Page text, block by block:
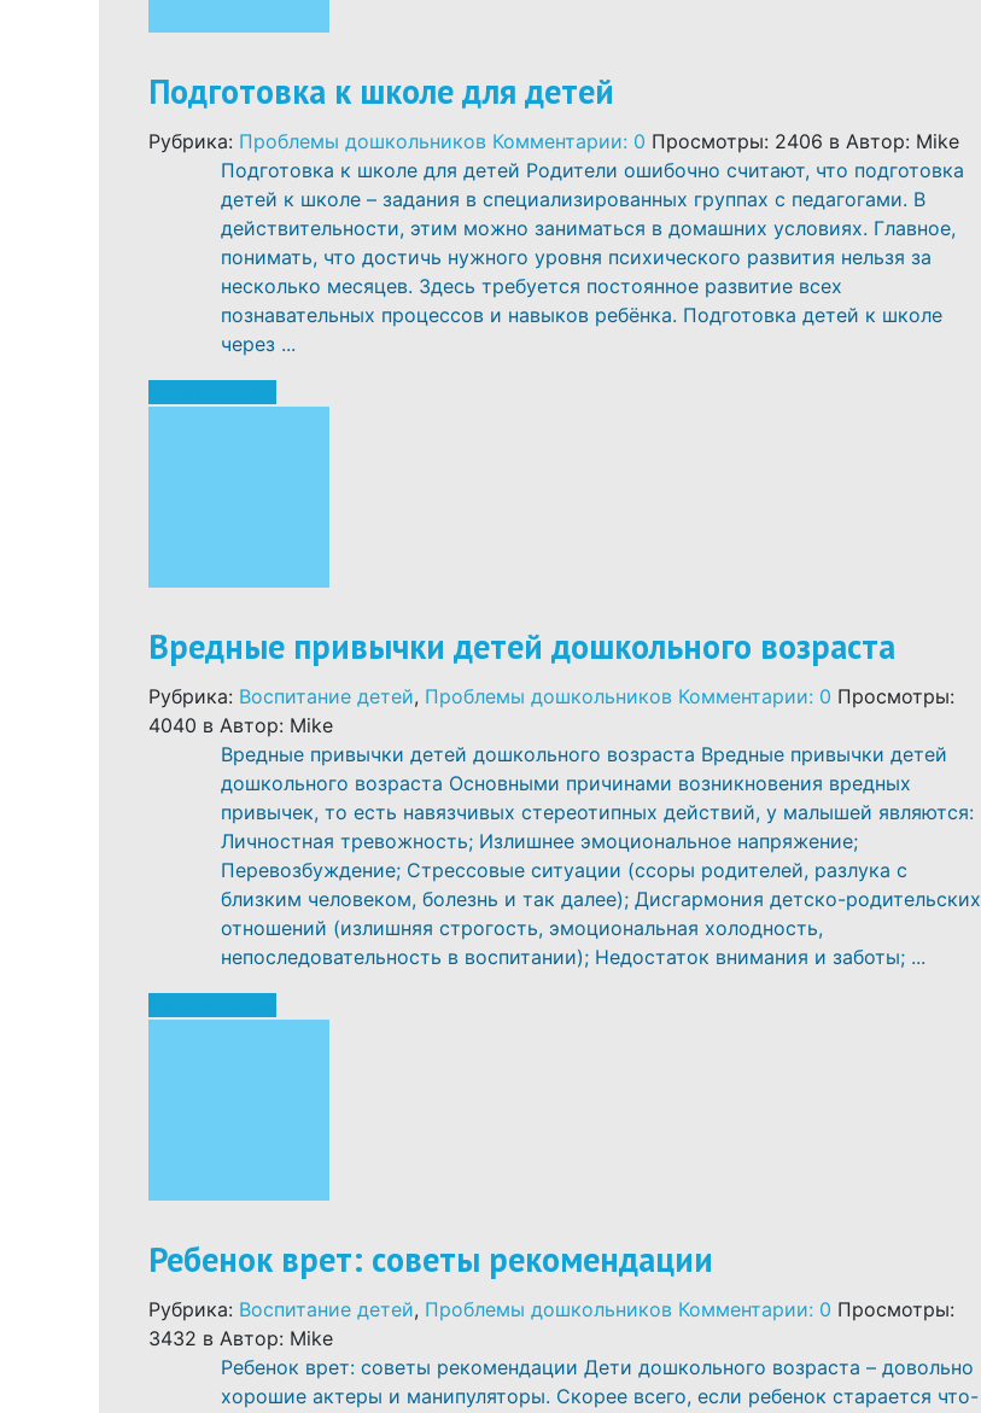
Подготовка к школе для детей
Рубрика: Проблемы дошкольников Комментарии: 0 Просмотры: 2406 в Автор: Mike
Подготовка к школе для детей Родители ошибочно считают, что подготовка
детей к школе – задания в специализированных группах с педагогами. В
действительности, этим можно заниматься в домашних условиях. Главное,
понимать, что достичь нужного уровня психического развития нельзя за
несколько месяцев. Здесь требуется постоянное развитие всех
познавательных процессов и навыков ребёнка. Подготовка детей к школе
через ...
Вредные привычки детей дошкольного возраста
Рубрика: Воспитание детей, Проблемы дошкольников Комментарии: 0 Просмотры:
4040 в Автор: Mike
Вредные привычки детей дошкольного возраста Вредные привычки детей
дошкольного возраста Основными причинами возникновения вредных
привычек, то есть навязчивых стереотипных действий, у малышей являются:
Личностная тревожность; Излишнее эмоциональное напряжение;
Перевозбуждение; Стрессовые ситуации (ссоры родителей, разлука с
близким человеком, болезнь и так далее); Дисгармония детско-родительских
отношений (излишняя строгость, эмоциональная холодность,
непоследовательность в воспитании); Недостаток внимания и заботы; ...
Ребенок врет: советы рекомендации
Рубрика: Воспитание детей, Проблемы дошкольников Комментарии: 0 Просмотры:
3432 в Автор: Mike
Ребенок врет: советы рекомендации Дети дошкольного возраста – довольно
хорошие актеры и манипуляторы. Скорее всего, если ребенок старается что-